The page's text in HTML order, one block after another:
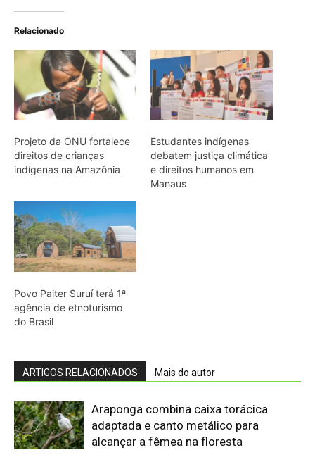
Relacionado
Projeto da ONU fortalece
direitos de crianças
indígenas na Amazônia
Estudantes indígenas
debatem justiça climática
e direitos humanos em
Manaus
Povo Paiter Suruí terá 1ª
agência de etnoturismo
do Brasil
ARTIGOS RELACIONADOS Mais do autor
Araponga combina caixa torácica
adaptada e canto metálico para
alcançar a fêmea na floresta